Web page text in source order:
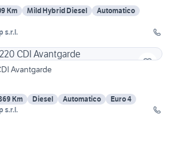
Km Mild Hybrid Diesel
Automatico
s.r.l.
Avantgarde
Km Diesel Automatico
Euro 4
s.r.l.